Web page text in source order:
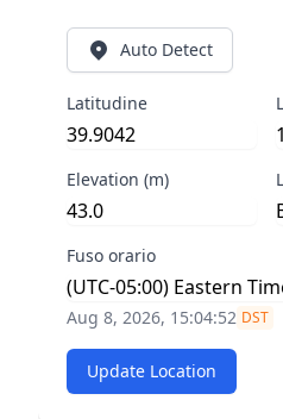
Auto Detect
Latitudine
Elevation (m)
Fuso orario
Aug 8, 2026, 15:04:53 DST
Update Location